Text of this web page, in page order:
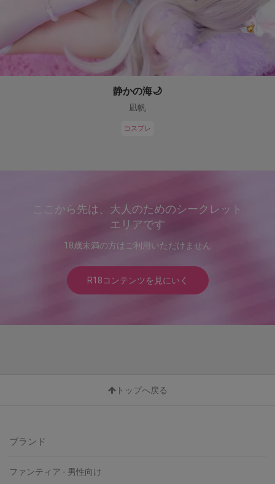
静かの海🌙
凪帆
コスプレ
ここから先は、大人のためのシークレット
エリアです
18歳未満の方はご利用いただけません
R18コンテンツを見にいく
トップへ戻る
ブランド
ファンティア - 男性向け